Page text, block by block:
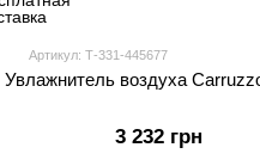
Артикул: Т-331-445677
Увлажнитель воздуха
3 232 грн